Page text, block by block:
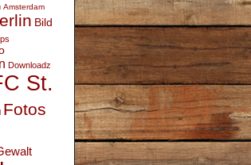
Amsterdam
Bild
Downloadz
St.
Fotos